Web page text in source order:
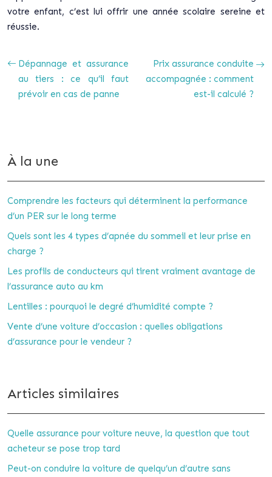
votre enfant, c’est lui offrir une année scolaire sereine et
réussie.
Dépannage et assurance
au tiers : ce qu’il faut
prévoir en cas de panne
Prix assurance conduite
accompagnée : comment
est-il calculé ?
À la une
Comprendre les facteurs qui déterminent la performance
d’un PER sur le long terme
Quels sont les 4 types d’apnée du sommeil et leur prise en
charge ?
Les profils de conducteurs qui tirent vraiment avantage de
l’assurance auto au km
Lentilles : pourquoi le degré d’humidité compte ?
Vente d’une voiture d’occasion : quelles obligations
d’assurance pour le vendeur ?
Articles similaires
Quelle assurance pour voiture neuve, la question que tout
acheteur se pose trop tard
Peut-on conduire la voiture de quelqu’un d’autre sans